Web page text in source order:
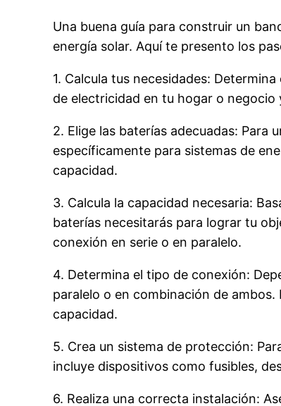
Una buena guía para construir un
energía solar. Aquí te presento los
1. Calcula tus necesidades:
de electricidad en tu hogar o negocio
2. Elige las baterías adecuadas:
específicamente para sistemas de
capacidad.
3. Calcula la capacidad necesaria:
baterías necesitarás para lograr tu
conexión en serie o en paralelo.
4. Determina el tipo de conexión:
paralelo o en combinación de
capacidad.
5. Crea un sistema de protección:
incluye dispositivos como fusibles,
6. Realiza una correcta instalación: